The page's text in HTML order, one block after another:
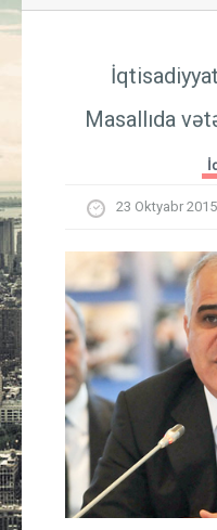
Masallıda
23 Oktyabr